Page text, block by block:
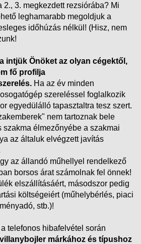
2., 3. megkezdett rezsiórába? Mi
leghamarabb megoldjuk a
időhúzás nélkül! (Hisz, nem
intjük Önöket az olyan cégektől,
fő profilja
Ha az év minden
szereléssel foglalkozik
egyedülálló tapasztaltra tesz szert.
nem tartoznak bele
szakma élmezőnyébe a szakmai
az általuk elvégzett javítás
az állandó műhellyel rendelkező
borsos árat számolnak fel önnek!
elszállításáért, másodszor pedig
költségeiért (műhelybérlés, piaci
stb.)!
telefonos hibafelvétel során
márkához és típushoz